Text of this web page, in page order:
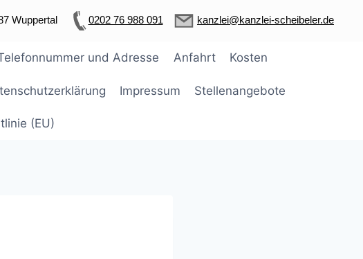
Wuppertal 0202 76 988 091 kanzlei@kanzlei-scheibeler.de
und Adresse Anfahrt Kosten
Impressum Stellenangebote
(EU)